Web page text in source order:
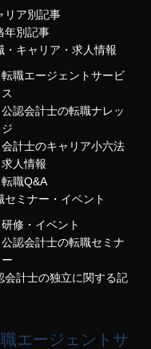
リア別記事
年別記事
・キャリア・求人情報
転職エージェントサービ
ス
公認会計士の転職ナレッ
ジ
会計士のキャリア小六法
求人情報
転職Q&A
セミナー・イベント
研修・イベント
公認会計士の転職セミナ
ー
会計士の独立に関する記
エージェントサ